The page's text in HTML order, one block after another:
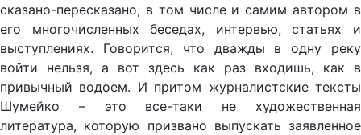
сказано-пересказано, в том числе и самим автором в
его многочисленных беседах, интервью, статьях и
выступлениях. Говорится, что дважды в одну реку
войти нельзя, а вот здесь как раз входишь, как в
привычный водоем. И притом журналистские тексты
Шумейко – это все-таки не художественная
литература, которую призвано выпускать заявленное